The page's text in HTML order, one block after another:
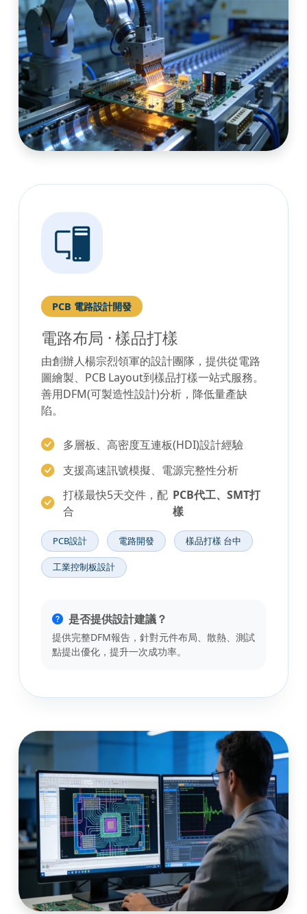
PCB 電路設計開發
電路布局 · 樣品打樣
由創辦人楊宗烈領軍的設計團隊，提供從電路
圖繪製、PCB Layout到樣品打樣一站式服務。
善用DFM(可製造性設計)分析，降低量產缺
陷。
多層板、高密度互連板(HDI)設計經驗
支援高速訊號模擬、電源完整性分析
打樣最快5天交件，配
合
PCB代工、SMT打
樣
PCB設計 電路開發 樣品打樣 台中
工業控制板設計
是否提供設計建議？
提供完整DFM報告，針對元件布局、散熱、測試
點提出優化，提升一次成功率。